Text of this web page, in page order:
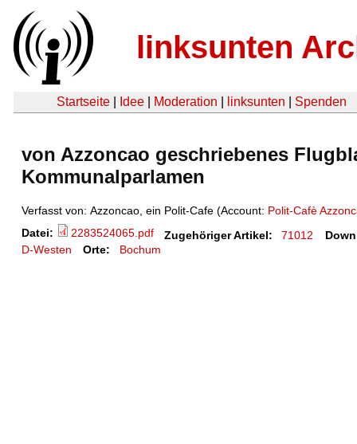
linksunten
Startseite Idee Moderation linksunten Spenden
von Azzoncao geschriebenes
Kommunalparlamen
Verfasst von: Azzoncao, ein Polit-Cafe (Account: Polit-Cafè
Datei:
2283524065.pdf Zugehöriger Artikel: 71012
D-Westen
Orte: Bochum